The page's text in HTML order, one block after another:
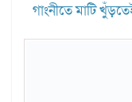
গাংনীতে মাটি